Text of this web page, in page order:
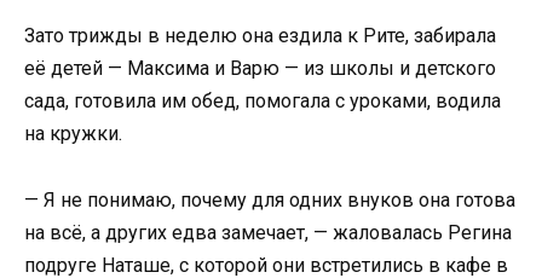
Зато трижды в неделю она ездила к Рите, забирала
её детей — Максима и Варю — из школы и детского
сада, готовила им обед, помогала с уроками, водила
на кружки.
— Я не понимаю, почему для одних внуков она готова
на всё, а других едва замечает, — жаловалась Регина
подруге Наташе, с которой они встретились в кафе в